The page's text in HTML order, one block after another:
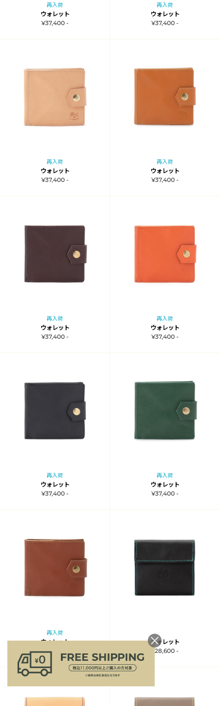
再入荷
ウォレット
¥37,400 -
再入荷
ウォレット
¥37,400 -
再入荷
ウォレット
¥37,400 -
再入荷
ウォレット
¥37,400 -
再入荷
ウォレット
¥37,400 -
再入荷
ウォレット
¥37,400 -
再入荷
ウォレット
¥37,400 -
再入荷
ウォレット
¥37,400 -
再入荷
ウォレット
¥37,400 -
ウォレット
¥28,600 -